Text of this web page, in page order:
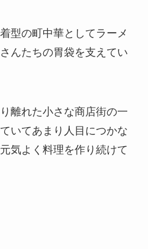
型の町中華としてラーメ
んたちの胃袋を支えてい
離れた小さな商店街の一
いてあまり人目につかな
気よく料理を作り続けて